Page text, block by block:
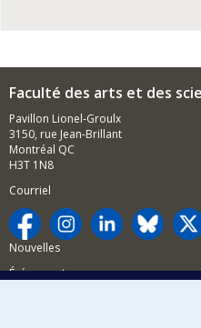
Faculté des arts et des
Pavillon Lionel-Groulx
3150, rue Jean-Brillant
Montréal QC
H3T 1N8
Courriel
Nouvelles
Événements